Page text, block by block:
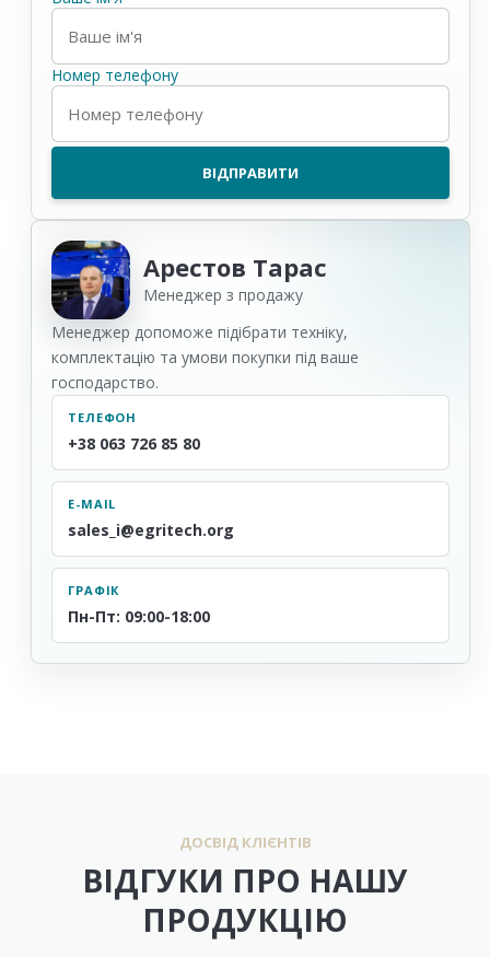
Номер телефону
Арестов Тарас
Менеджер з продажу
Менеджер допоможе підібрати техніку,
комплектацію та умови покупки під ваше
господарство.
ТЕЛЕФОН
+38 063 726 85 80
E-MAIL
sales_i@egritech.org
ГРАФІК
Пн-Пт: 09:00-18:00
ДОСВІД КЛІЄНТІВ
ВІДГУКИ ПРО НАШУ
ПРОДУКЦІЮ